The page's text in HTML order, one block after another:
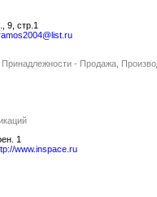
9, стр.1
- Продажа,
1
www.inspace.ru